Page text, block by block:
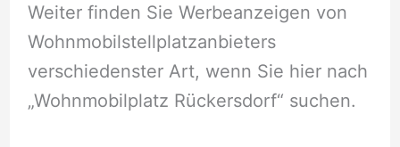
Weiter finden Sie Werbeanzeigen von
Wohnmobilstellplatzanbieters
verschiedenster Art, wenn Sie hier nach
„Wohnmobilplatz Rückersdorf“ suchen.